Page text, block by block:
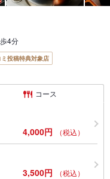
4分
ミ投稿特典対象店
コース
4,000円 （税込）
3,500円 （税込）